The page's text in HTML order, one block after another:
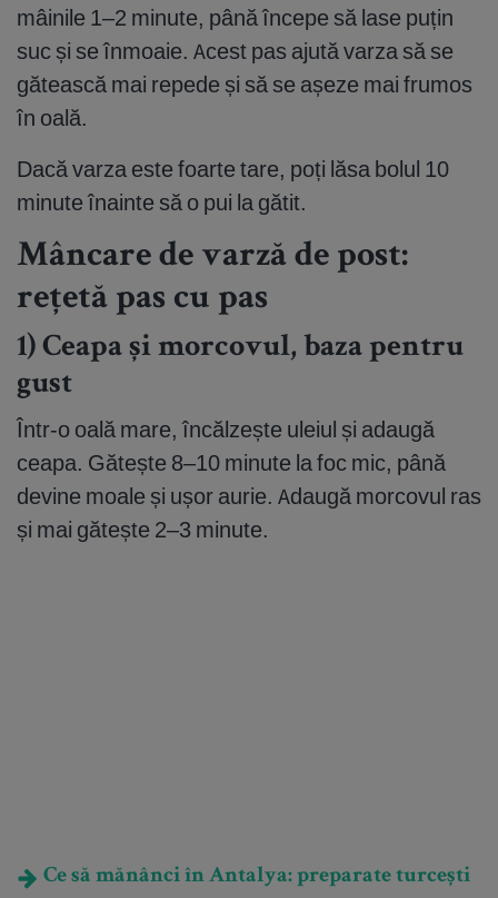
mâinile 1–2 minute, până începe să lase puțin
suc și se înmoaie. Acest pas ajută varza să se
gătească mai repede și să se așeze mai frumos
în oală.
Dacă varza este foarte tare, poți lăsa bolul 10
minute înainte să o pui la gătit.
Mâncare de varză de post:
rețetă pas cu pas
1) Ceapa și morcovul, baza pentru
gust
Într-o oală mare, încălzește uleiul și adaugă
ceapa. Gătește 8–10 minute la foc mic, până
devine moale și ușor aurie. Adaugă morcovul ras
și mai gătește 2–3 minute.
Ce să mănânci în Antalya: preparate turcești